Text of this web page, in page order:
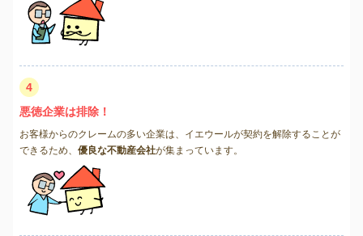
4
悪徳企業は排除！
お客様からのクレームの多い企業は、イエウールが契約を解除することが
できるため、 優良な不動産会社が集まっています。